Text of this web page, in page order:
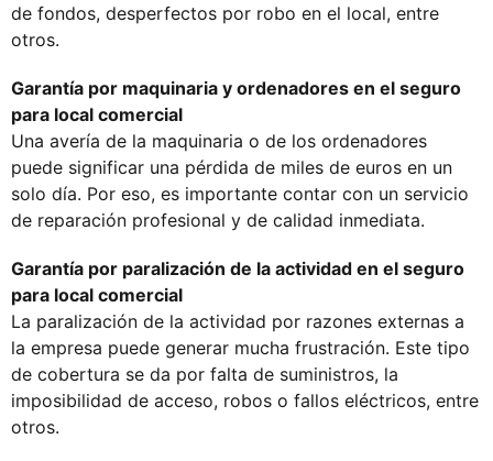
de fondos, desperfectos por robo en el local, entre
otros.
Garantía por maquinaria y ordenadores en el seguro
para local comercial
Una avería de la maquinaria o de los ordenadores
puede significar una pérdida de miles de euros en un
solo día. Por eso, es importante contar con un servicio
de reparación profesional y de calidad inmediata.
Garantía por paralización de la actividad en el seguro
para local comercial
La paralización de la actividad por razones externas a
la empresa puede generar mucha frustración. Este tipo
de cobertura se da por falta de suministros, la
imposibilidad de acceso, robos o fallos eléctricos, entre
otros.